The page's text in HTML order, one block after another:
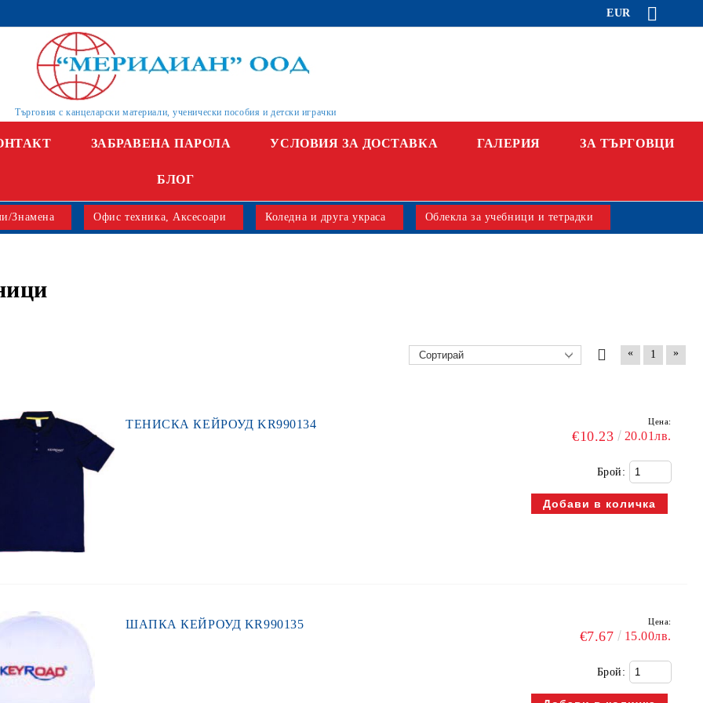
EUR
Търговия с канцеларски материали, ученически пособия и детски играчки
ЗАБРАВЕНА ПАРОЛА УСЛОВИЯ ЗА ДОСТАВКА ГАЛЕРИЯ ЗА ТЪРГОВЦИ
БЛОГ
Знамена Офис техника, Аксесоари Коледна и друга украса Облекла за учебници и тетрадки
« 1 »
ТЕНИСКА КЕЙРОУД KR990134 Цена:
€10.23 20.01лв.
Брой:
ШАПКА КЕЙРОУД KR990135 Цена:
€7.67 15.00лв.
Брой: